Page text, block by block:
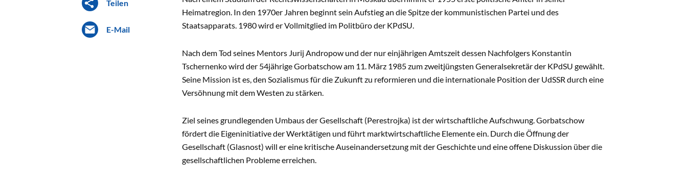
Teilen
E-Mail
Heimatregion. In den 1970er Jahren beginnt sein Aufstieg an die Spitze der kommunistischen Partei und des
Staatsapparats. 1980 wird er Vollmitglied im Politbüro der KPdSU.
Nach dem Tod seines Mentors Jurij Andropow und der nur einjährigen Amtszeit dessen Nachfolgers Konstantin
Tschernenko wird der 54jährige Gorbatschow am 11. März 1985 zum zweitjüngsten Generalsekretär der KPdSU gewählt.
Seine Mission ist es, den Sozialismus für die Zukunft zu reformieren und die internationale Position der UdSSR durch eine
Versöhnung mit dem Westen zu stärken.
Ziel seines grundlegenden Umbaus der Gesellschaft (Perestrojka) ist der wirtschaftliche Aufschwung. Gorbatschow
fördert die Eigeninitiative der Werktätigen und führt marktwirtschaftliche Elemente ein. Durch die Öffnung der
Gesellschaft (Glasnost) will er eine kritische Auseinandersetzung mit der Geschichte und eine offene Diskussion über die
gesellschaftlichen Probleme erreichen.